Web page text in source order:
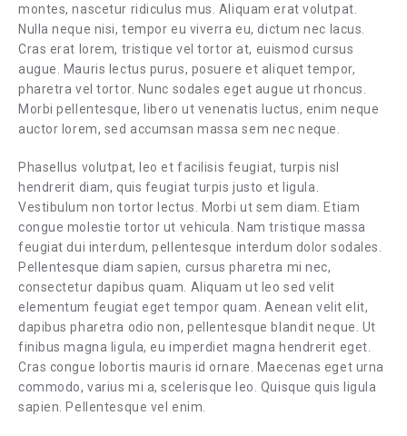
montes, nascetur ridiculus mus. Aliquam erat volutpat.
Nulla neque nisi, tempor eu viverra eu, dictum nec lacus.
Cras erat lorem, tristique vel tortor at, euismod cursus
augue. Mauris lectus purus, posuere et aliquet tempor,
pharetra vel tortor. Nunc sodales eget augue ut rhoncus.
Morbi pellentesque, libero ut venenatis luctus, enim neque
auctor lorem, sed accumsan massa sem nec neque.
Phasellus volutpat, leo et facilisis feugiat, turpis nisl
hendrerit diam, quis feugiat turpis justo et ligula.
Vestibulum non tortor lectus. Morbi ut sem diam. Etiam
congue molestie tortor ut vehicula. Nam tristique massa
feugiat dui interdum, pellentesque interdum dolor sodales.
Pellentesque diam sapien, cursus pharetra mi nec,
consectetur dapibus quam. Aliquam ut leo sed velit
elementum feugiat eget tempor quam. Aenean velit elit,
dapibus pharetra odio non, pellentesque blandit neque. Ut
finibus magna ligula, eu imperdiet magna hendrerit eget.
Cras congue lobortis mauris id ornare. Maecenas eget urna
commodo, varius mi a, scelerisque leo. Quisque quis ligula
sapien. Pellentesque vel enim.